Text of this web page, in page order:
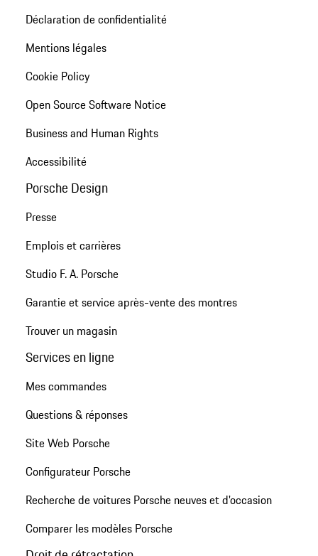
Déclaration de confidentialité
Mentions légales
Cookie Policy
Open Source Software Notice
Business and Human Rights
Accessibilité
Porsche Design
Presse
Emplois et carrières
Studio F. A. Porsche
Garantie et service après-vente des montres
Trouver un magasin
Services en ligne
Mes commandes
Questions & réponses
Site Web Porsche
Configurateur Porsche
Recherche de voitures Porsche neuves et d'occasion
Comparer les modèles Porsche